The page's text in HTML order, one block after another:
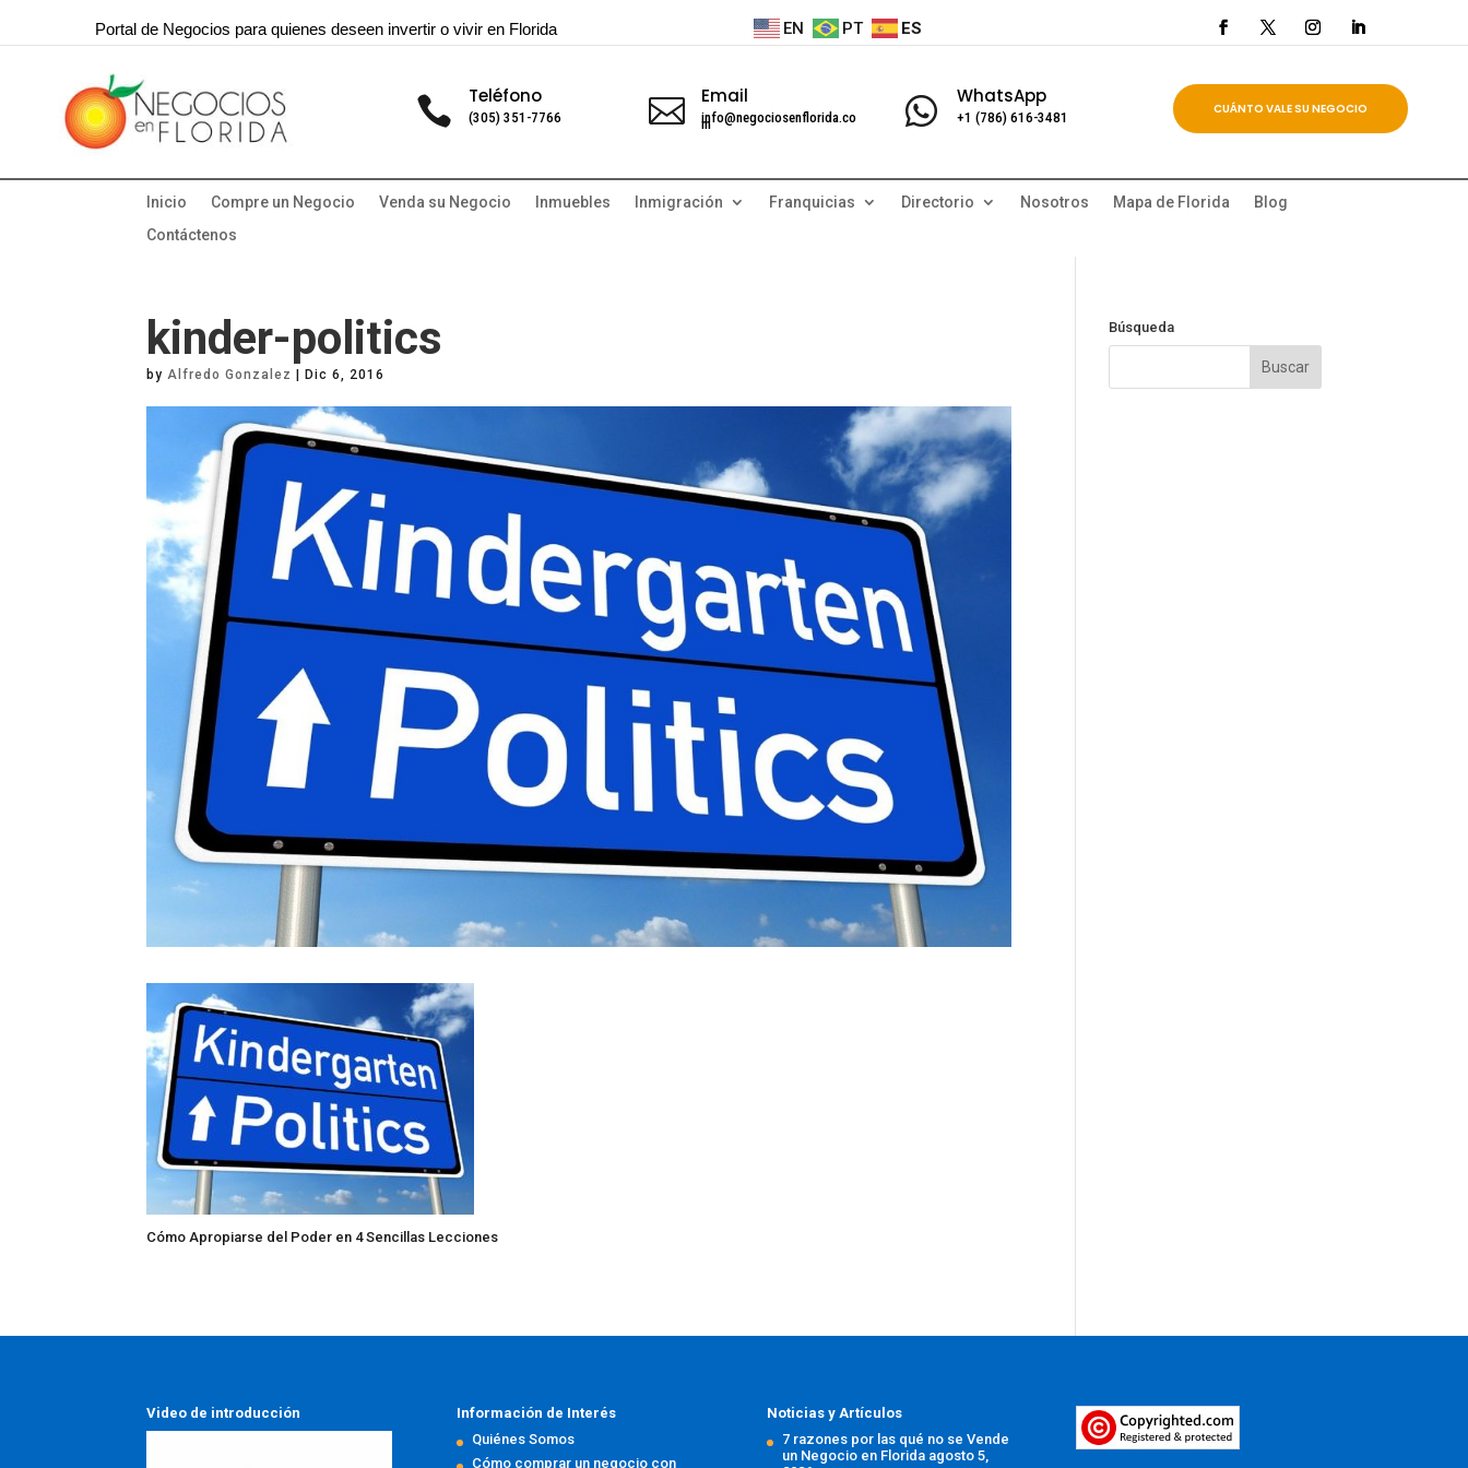
Portal de Negocios para quienes deseen invertir o vivir en Florida EN PT ES
 Teléfono
(305) 351-7766  Email
info@negociosenflorida.co
m  WhatsApp
+1 (786) 616-3481
CUÁNTO VALE SU NEGOCIO
Inicio Compre un Negocio Venda su Negocio Inmuebles Inmigración Franquicias Directorio Nosotros Mapa de Florida
Blog
Contáctenos
kinder-politics
byAlfredo Gonzalez Dic 6, 2016
Cómo Apropiarse del Poder en 4 Sencillas Lecciones
Búsqueda
Video de introducción
Información de Interés
Quiénes Somos
Cómo comprar un negocio con
Noticias y Artículos
7 razones por las qué no se Vende
un Negocio en Florida agosto 5,